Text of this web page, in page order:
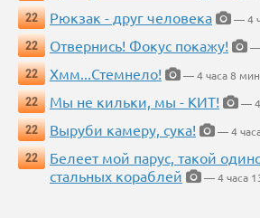
22
Рюкзак - друг человека
— 4
22
Отвернись! Фокус покажу!
—
22
Хмм...Стемнело!
— 4 часа 8
22
Мы не кильки, мы - КИТ!
— 4
22
Выруби камеру, сука!
— 4
22
Белеет мой парус, такой
стальных кораблей
— 4 часа